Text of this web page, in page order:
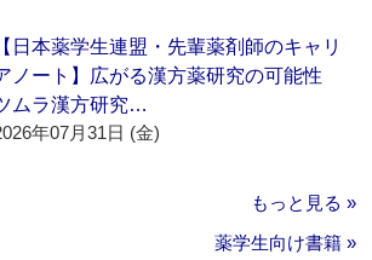
【日本薬学生連盟・先輩薬剤師のキャリ
ノート】広がる漢方薬研究の可能性
ムラ漢方研究…
年07月31日 (金)
もっと見る »
薬学生向け書籍 »